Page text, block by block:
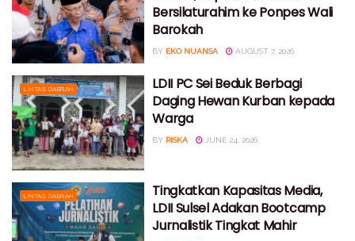
Bersilaturahim ke Ponpes Wali
Barokah
BY EKO NUANSA AUGUST 7, 2026
LINTAS DAERAH
LDII PC Sei Beduk Berbagi
Daging Hewan Kurban kepada
Warga
BY RISKA JUNE 24, 2026
LINTAS DAERAH
Tingkatkan Kapasitas Media,
LDII Sulsel Adakan Bootcamp
Jurnalistik Tingkat Mahir